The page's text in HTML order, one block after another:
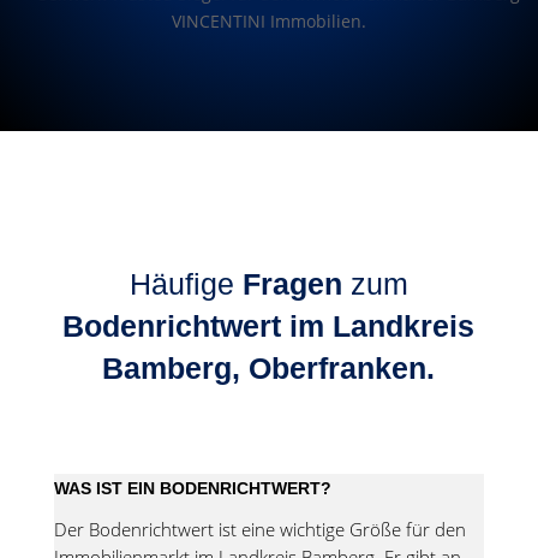
Häufige Fragen zum
Bodenrichtwert im Landkreis
Bamberg, Oberfranken.
WAS IST EIN BODENRICHTWERT?
Der Bodenrichtwert ist eine wichtige Größe für den